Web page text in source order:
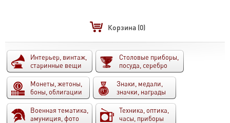
Корзина (0)
Интерьер, винтаж,
старинные вещи
Столовые приборы,
посуда, серебро
Монеты, жетоны,
боны, облигации
Знаки, медали,
значки, награды
Военная тематика,
амуниция, фото
Техника, оптика,
часы, приборы